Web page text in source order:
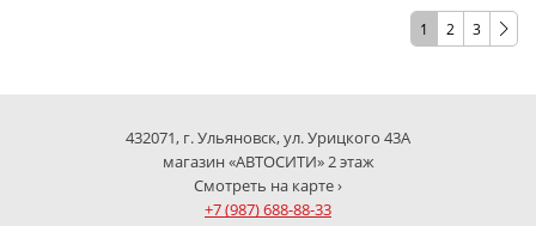
1 2 3
432071, г. Ульяновск, ул. Урицкого 43А
магазин «АВТОСИТИ» 2 этаж
Смотреть на карте ›
+7 (987) 688-88-33